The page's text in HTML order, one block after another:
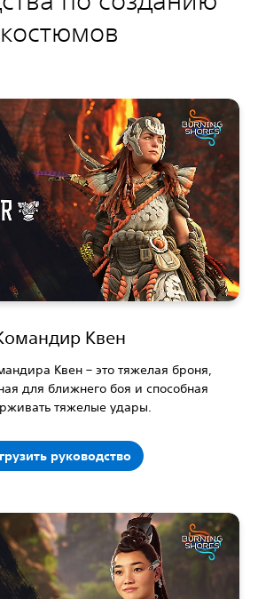
костюмов
Квен
Квен – это тяжелая броня,
для ближнего боя и способная
тяжелые удары.
руководство